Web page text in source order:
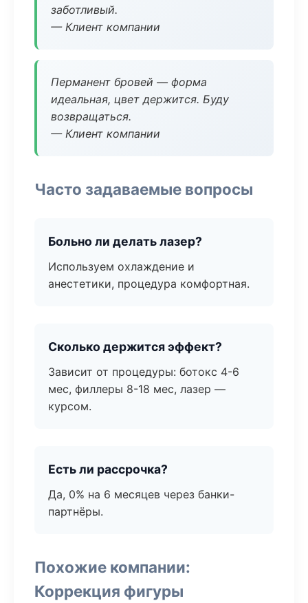
заботливый.
— Клиент компании
Перманент бровей — форма
идеальная, цвет держится. Буду
возвращаться.
— Клиент компании
Часто задаваемые вопросы
Больно ли делать лазер?
Используем охлаждение и
анестетики, процедура комфортная.
Сколько держится эффект?
Зависит от процедуры: ботокс 4-6
мес, филлеры 8-18 мес, лазер —
курсом.
Есть ли рассрочка?
Да, 0% на 6 месяцев через банки-
партнёры.
Похожие компании:
Коррекция фигуры